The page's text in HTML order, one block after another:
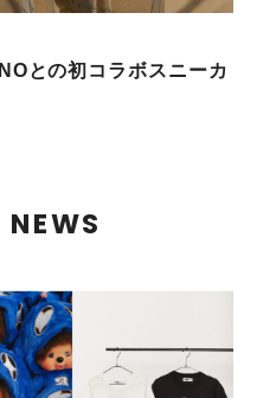
との初コラボスニーカ